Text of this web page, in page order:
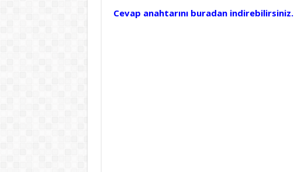
Cevap anahtarını buradan indirebilirsiniz.